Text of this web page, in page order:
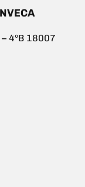
4ºB 18007